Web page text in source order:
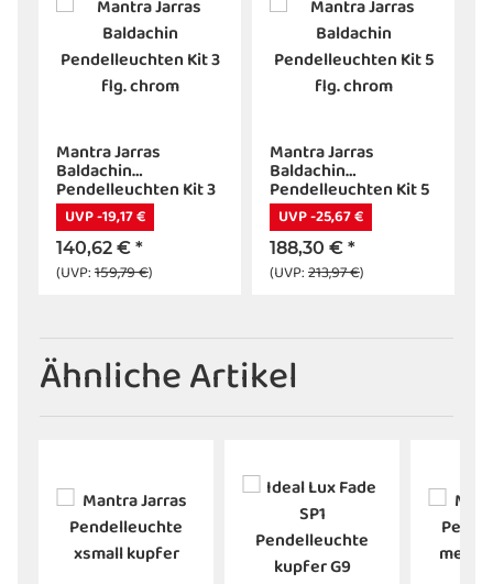
Mantra Jarras
Baldachin
Pendelleuchten Kit 3
flg. chrom
UVP -19,17 €
140,62 € *
(UVP:159,79 €)
Mantra Jarras
Baldachin
Pendelleuchten Kit 5
flg. chrom
UVP -25,67 €
188,30 € *
(UVP:213,97 €)
Ähnliche Artikel